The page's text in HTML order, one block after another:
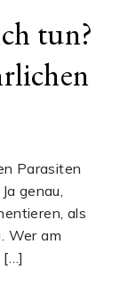
tun?
Parasiten
genau,
als
Wer am
[…]